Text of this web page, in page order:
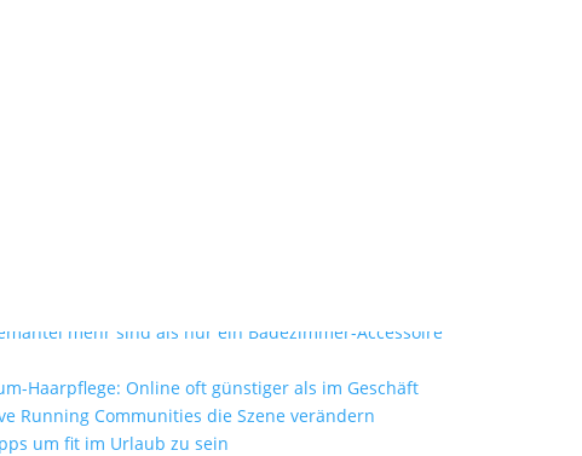
mehr sind als nur ein Badezimmer-Accessoire
Haarpflege: Online oft günstiger als im Geschäft
Running Communities die Szene verändern
um fit im Urlaub zu sein